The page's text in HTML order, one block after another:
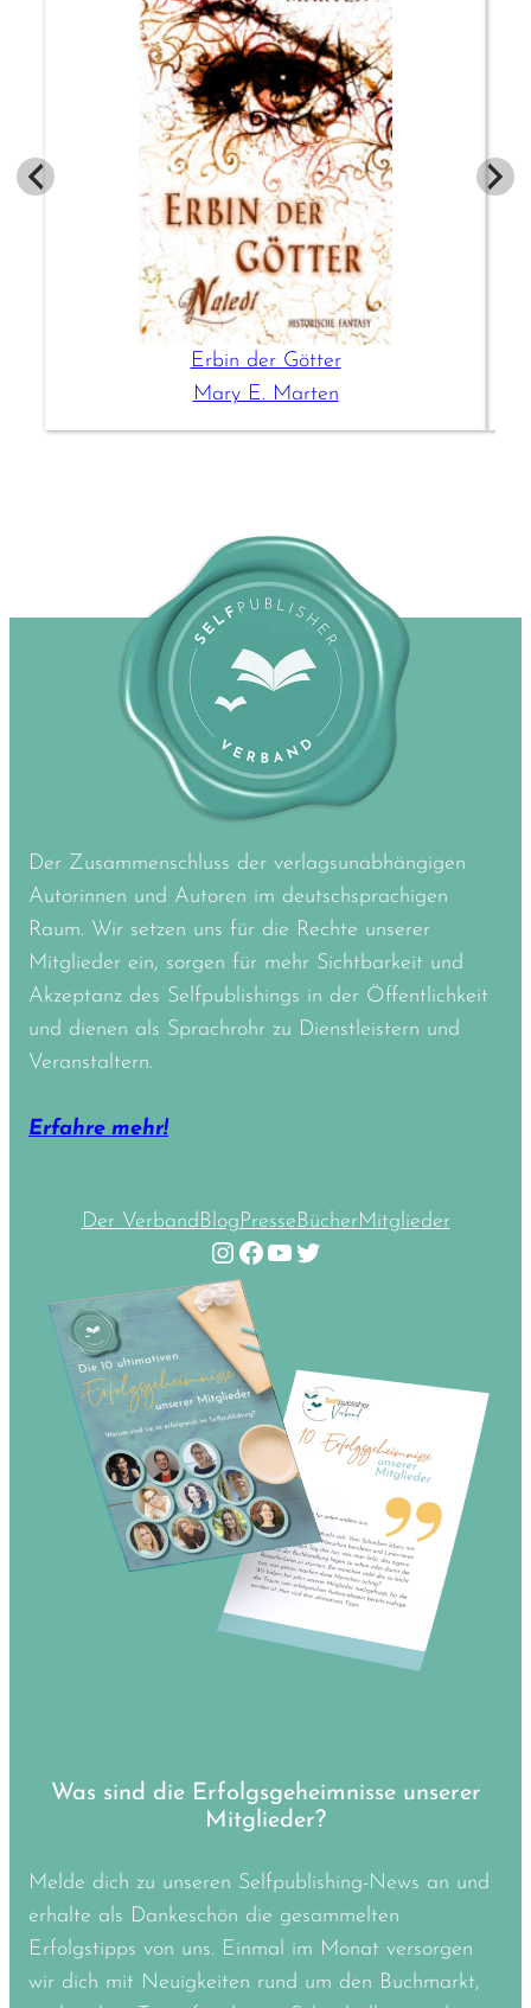
Erbin der Götter
Mary E. Marten
Der Zusammenschluss der verlagsunabhängigen
Autorinnen und Autoren im deutschsprachigen
Raum. Wir setzen uns für die Rechte unserer
Mitglieder ein, sorgen für mehr Sichtbarkeit und
Akzeptanz des Selfpublishings in der Öffentlichkeit
und dienen als Sprachrohr zu Dienstleistern und
Veranstaltern.
Erfahre mehr!
Der VerbandBlogPresseBücherMitglieder
Instagram Facebook YouTube Twitter
Was sind die Erfolgsgeheimnisse unserer
Mitglieder?
Melde dich zu unseren Selfpublishing-News an und
erhalte als Dankeschön die gesammelten
Erfolgstipps von uns. Einmal im Monat versorgen
wir dich mit Neuigkeiten rund um den Buchmarkt,